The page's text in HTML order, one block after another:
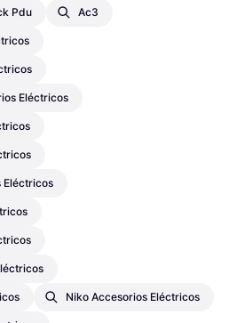
Pdu Ac3
Eléctricos
Eléctricos
Niko Accesorios Eléctricos